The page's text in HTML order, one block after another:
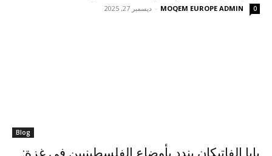
MOQEM EUROPE ADMIN
- ديسمبر 27, 2025 0
Blog
بابا الفاتيكان يندد بأوضاع الفلسطينيين في غزة: